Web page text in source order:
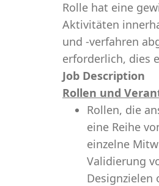
Rolle hat eine
Aktivitäten
und -verfahren
erforderlich, dies
Job Description
Rollen und
Rollen, die
eine Reihe
einzelne
Validierung
Designzielen